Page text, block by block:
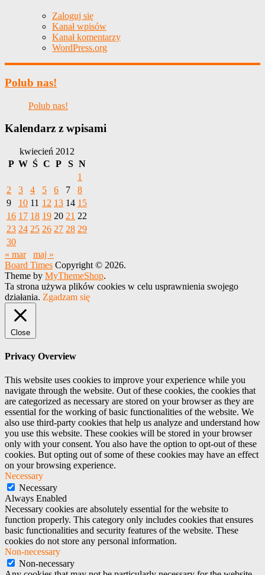
Zaloguj się
Kanał wpisów
Kanał komentarzy
WordPress.org
Polub nas!
Polub nas!
Kalendarz z wpisami
kwiecień 2012
P W Ś C P S N
1
2
3 4 5 6 7
8
9
10 11 12 13 14 15
16 17 18 19 20 21 22
23 24 25 26 27 28 29
30
« mar
maj »
Board Times Copyright © 2026.
Theme by MyThemeShop.
Ta strona używa plików cookies w celu usprawnienia swojego
działania. Zgadzam się
Close
Privacy Overview
This website uses cookies to improve your experience while you
navigate through the website. Out of these cookies, the cookies that
are categorized as necessary are stored on your browser as they are
essential for the working of basic functionalities of the website. We
also use third-party cookies that help us analyze and understand how
you use this website. These cookies will be stored in your browser
only with your consent. You also have the option to opt-out of these
cookies. But opting out of some of these cookies may have an effect
on your browsing experience.
Necessary
Necessary
Always Enabled
Necessary cookies are absolutely essential for the website to
function properly. This category only includes cookies that ensures
basic functionalities and security features of the website. These
cookies do not store any personal information.
Non-necessary
Non-necessary